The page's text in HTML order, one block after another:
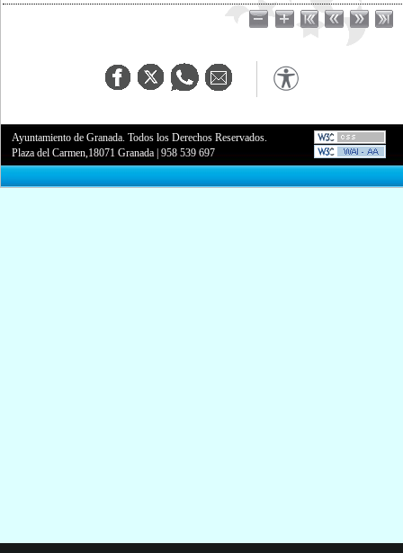
Ayuntamiento de Granada. Todos los Derechos Reservados.
Plaza del Carmen,18071 Granada |958 539 697